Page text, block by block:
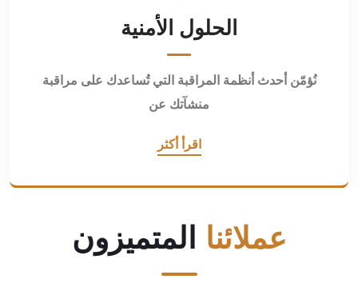
الحلول الأمنية
نُؤمّن أحدث أنظمة المراقبة التي تُساعدك على مراقبة
منشآتك عن
اقرأ أكثر
عملائنا المتميزون